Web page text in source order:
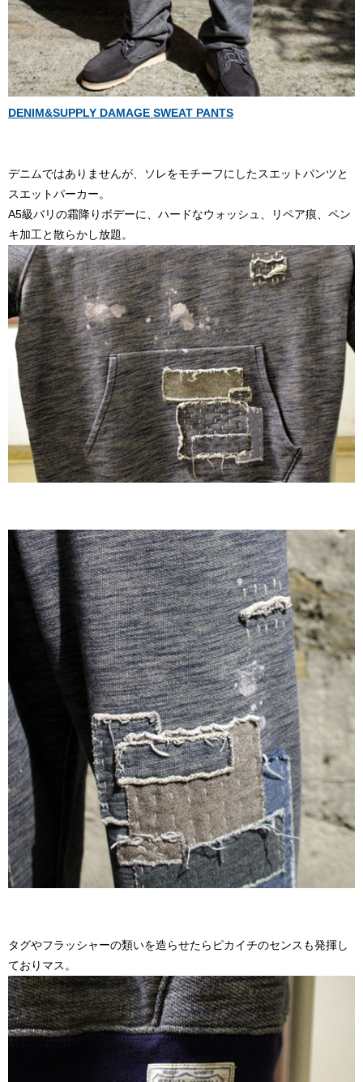
DENIM&SUPPLY DAMAGE SWEAT PANTS
デニムではありませんが、ソレをモチーフにしたスエットパンツと
スエットパーカー。
A5級バリの霜降りボデーに、ハードなウォッシュ、リペア痕、ペン
キ加工と散らかし放題。
タグやフラッシャーの類いを造らせたらピカイチのセンスも発揮し
ておりマス。